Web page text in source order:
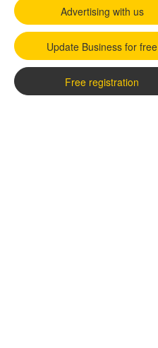
Advertising with us
Update Business for free
Free registration